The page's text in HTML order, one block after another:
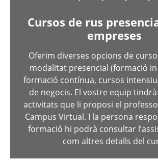
Cursos de rus
empreses
Oferim diverses opcions de
modalitat presencial (formació
formació contínua, cursos
de negocis. El vostre equip tindrà
activitats que li proposi el
Campus Virtual. I la persona
formació hi podrà consultar
com altres detalls del